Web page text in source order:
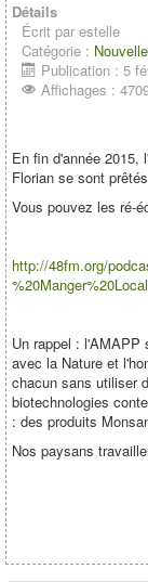
Détails
Écrit par estelle
Catégorie :
Publication : 5
Affichages :
En fin d'année 2015,
Florian se sont
Vous pouvez les ré-
http://48fm.org/
Un rappel : l'AMAPP
avec la Nature et
chacun sans utiliser
biotechnologies
: des produits
Nos paysans